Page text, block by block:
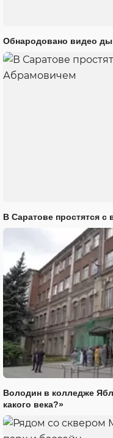
Обнародовано видео
В Саратове простятся
Володин в колледже
какого века?»